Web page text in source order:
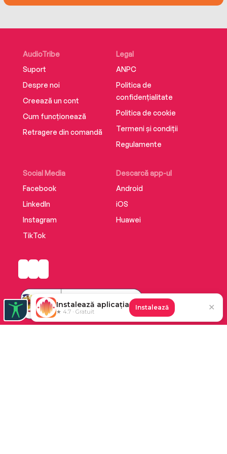
AudioTribe
Suport
Despre noi
Creează un cont
Cum funcționează
Retragere din comandă
Social Media
Facebook
LinkedIn
Instagram
TikTok
Descarcă app-ul
Android
iOS
Huawei
Legal
ANPC
Politica de
confidențialitate
Politica de cookie
Termeni și condiții
Regulamente
Instalează aplicația
★ 4.7 · Gratuit
Instalează ✕